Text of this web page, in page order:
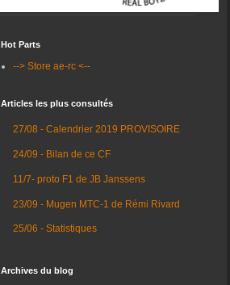
Hot Parts
--> Store ae-rc <--
Articles les plus consultés
27/08 - Calendrier 2019 PROVISOIRE
24/09 - Bilan de ce CF
11/7- proto F1 de JB Janssens
23/09 - Mugen MTC-1 de Rémi Rivard
25/06 - Statistiques
Archives du blog